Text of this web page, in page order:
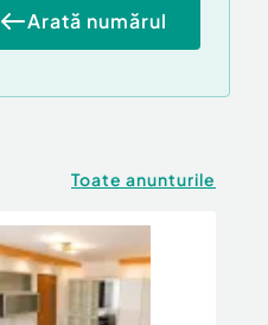
Arată numărul
Toate anunturile